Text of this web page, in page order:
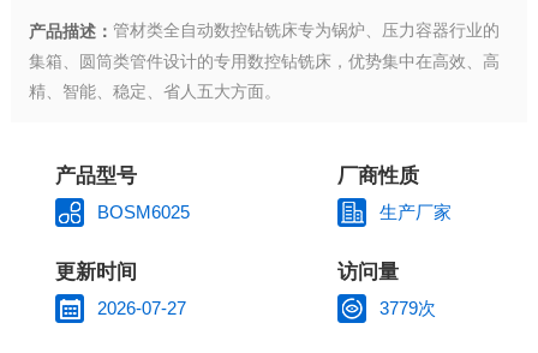
产品描述： 管材类全自动数控钻铣床专为锅炉、压力容器行业的
集箱、圆筒类管件设计的专用数控钻铣床，优势集中在高效、高
精、智能、稳定、省人五大方面。
产品型号
BOSM6025
厂商性质
生产厂家
更新时间
2026-07-27
访问量
3779次